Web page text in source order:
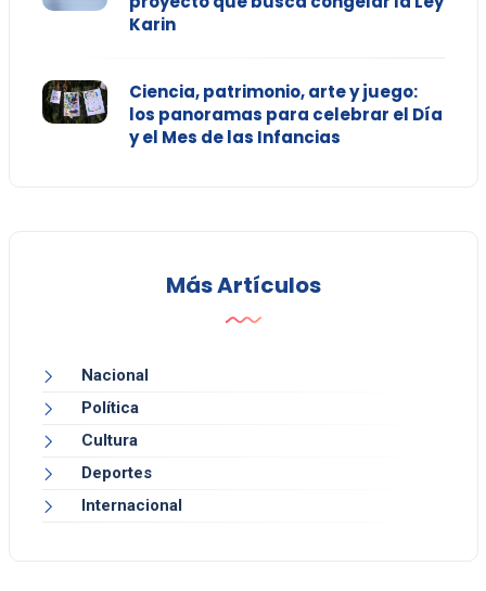
Karin
Ciencia, patrimonio, arte y juego:
los panoramas para celebrar el Día
y el Mes de las Infancias
Más Artículos
Nacional
Política
Cultura
Deportes
Internacional